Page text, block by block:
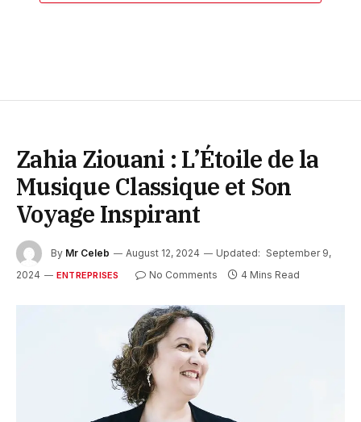
Zahia Ziouani : L’Étoile de la
Musique Classique et Son
Voyage Inspirant
By Mr Celeb August 12, 2024 Updated: September 9,
2024
ENTREPRISES No Comments 4 Mins Read